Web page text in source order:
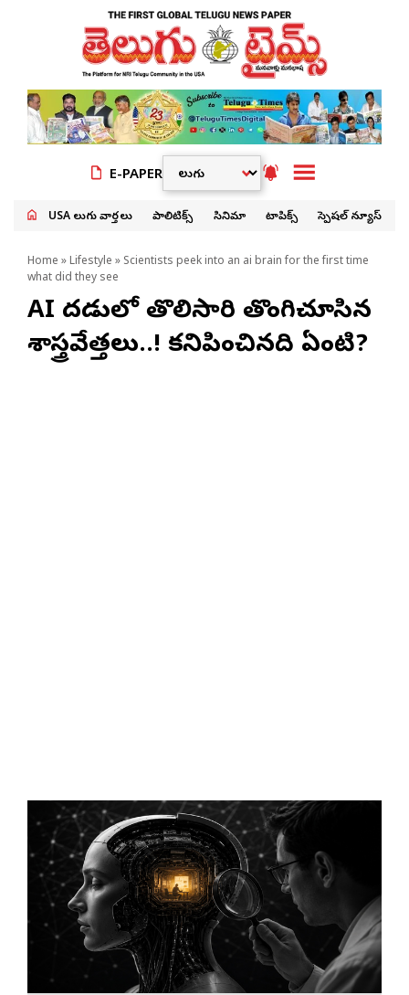
E-PAPER
USA తెలుగు వార్తలు పాలిటిక్స్ సినిమా టాపిక్స్ స్పెషల్ న్యూస్
Home » Lifestyle » Scientists peek into an ai brain for the first time
what did they see
AI మెదడులో తొలిసారి తొంగిచూసిన
శాస్త్రవేత్తలు..! కనిపించినది ఏంటి?